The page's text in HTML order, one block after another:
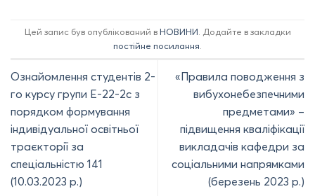
Цей запис був опублікований вНОВИНИ. Додайте в закладки
постійне посилання.
Ознайомлення студентів 2-
го курсу групи Е-22-2с з
порядком формування
індивідуальної освітньої
траєкторії за
спеціальністю 141
(10.03.2023 р.)
«Правила поводження з
вибухонебезпечними
предметами» –
підвищення кваліфікації
викладачів кафедри за
соціальними напрямками
(березень 2023 р.)